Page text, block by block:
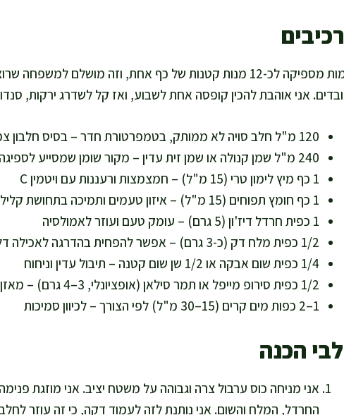
הכמות מספיקה לכ-12 מנות קטנות של כף אחת, וזה מושלם
אני אוהבת להכין קופסה אחת לשבוע, ואז קל לשדרג ירקות,
120 מ"ל חלב סויה לא ממותק, בטמפרטורת חדר – בסיס חלבון צמחי ומרקם יציב
240 מ"ל שמן קנולה או שמן זית עדין – מקור שומן שמסייע לספיגה של ויטמינים מסיסי שומן
1 כף מיץ לימון טרי (15 מ"ל) – חמצמצות ורעננות עם ויטמין C
1 כף חומץ תפוחים (15 מ"ל) – איזון טעמים ותמיכה בתחושת קלילות
1 כפית חרדל דיז'ון (5 גרם) – עומק טעם ועוזר לאמולסיה
1/2 כפית מלח דק (כ-3 גרם) – אפשר להפחית בהדרגה לאכילה דלת נתרן
1/4 כפית שום אבקה או 1/2 שן שום קטנה – תיבול עדין וניחוח
1/2 כפית סירופ מייפל או תמר סילאן (אופציונלי, 3–4 גרם) – מאזן חומציות בלי סוכר מעובד
1–2 כפות מים קרים (15–30 מ"ל) לפי הצורך – לכיוון סמיכות
הכנה
אני מניחה כוס ערבול צרה וגבוהה על משטח יציב. אני מוזגת
החרדל, המלח והשום. אני נותנת לזה לעמוד דקה, כי זה עוזר לחלבון